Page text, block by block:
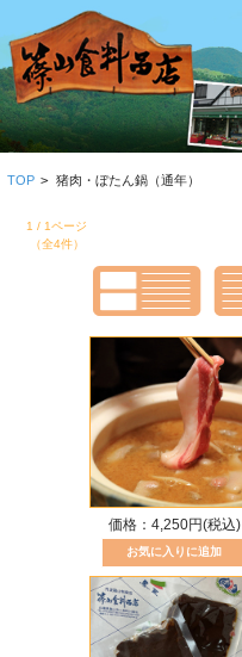
TOP > 猪肉・ぼたん鍋（通年）
1 / 1ページ
（全4件）
価格：4,250円(税込)